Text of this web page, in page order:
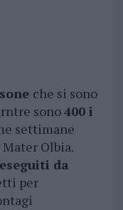
che si sono
sono400 i
settimane
Olbia.
da
per